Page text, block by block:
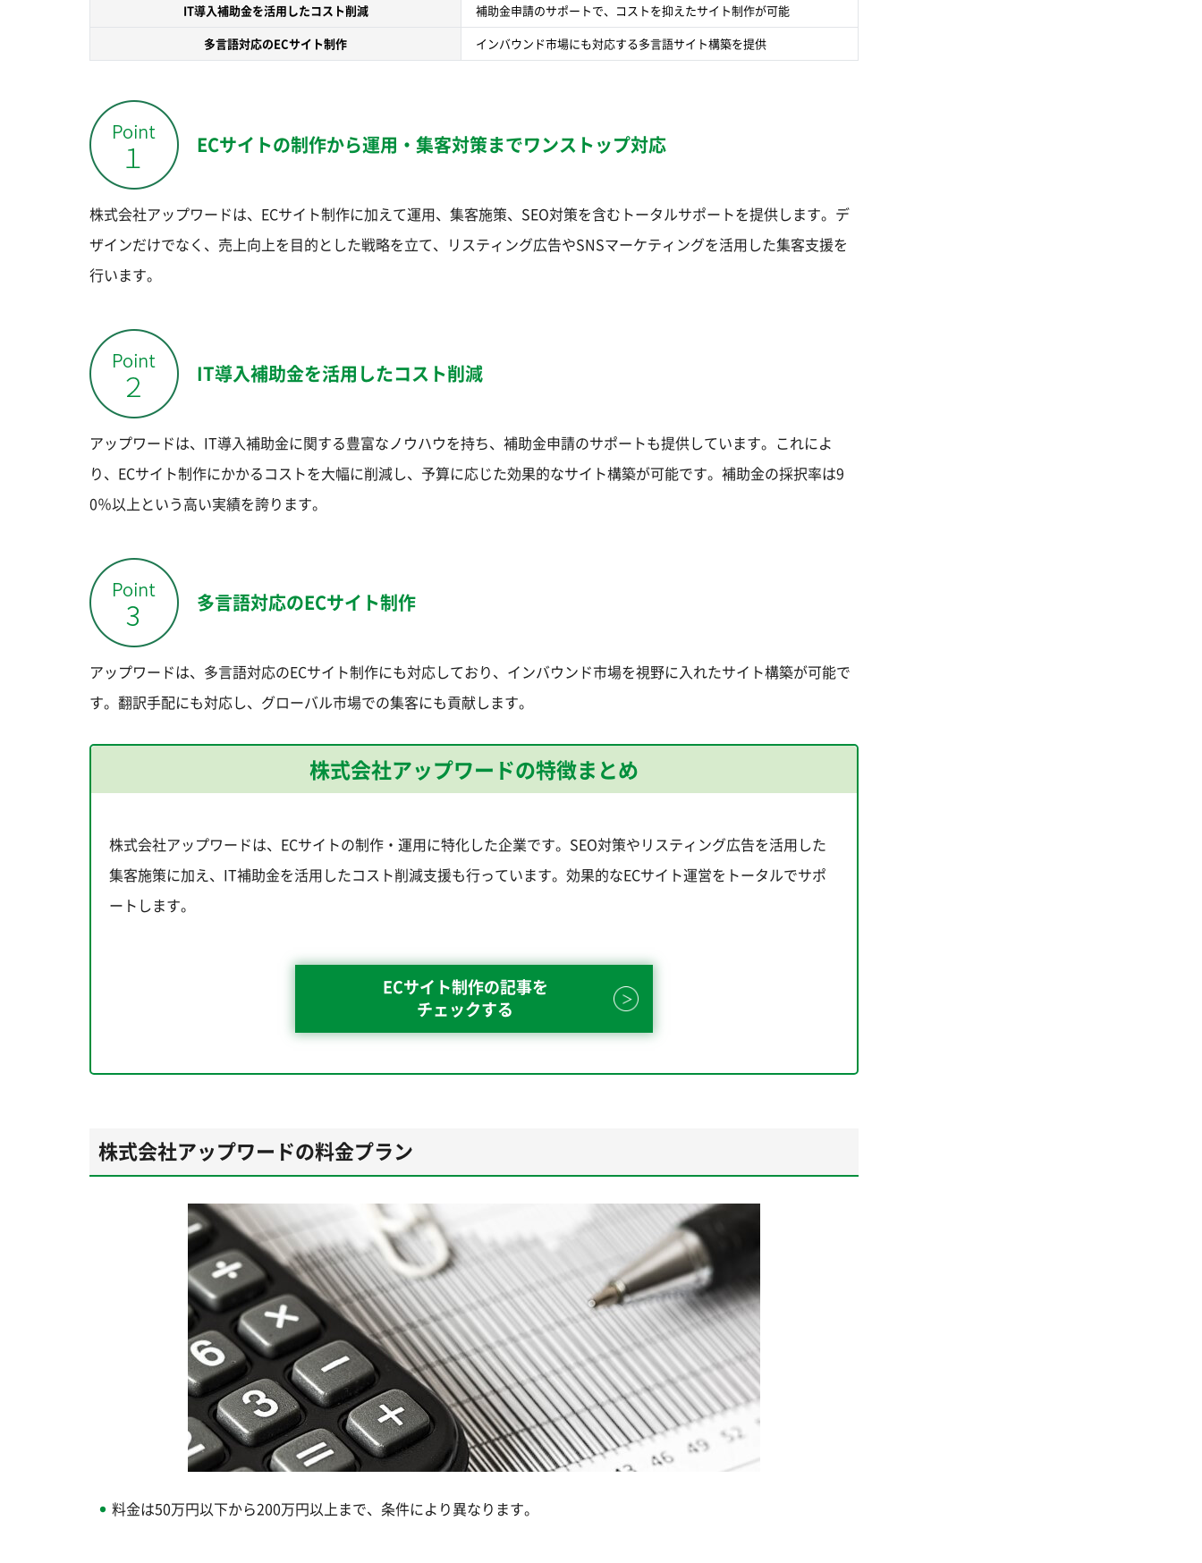
IT導入補助金を活用したコスト削減
補助金申請のサポートで、コストを抑えたサイト制作が可能
多言語対応のECサイト制作
インバウンド市場にも対応する多言語サイト構築を提供
ECサイトの制作から運用・集客対策までワンストップ対応
株式会社アップワードは、ECサイト制作に加えて運用、集客施策、SEO対策を含むトータルサポートを提供します。デ
ザインだけでなく、売上向上を目的とした戦略を立て、リスティング広告やSNSマーケティングを活用した集客支援を
行います。
IT導入補助金を活用したコスト削減
アップワードは、IT導入補助金に関する豊富なノウハウを持ち、補助金申請のサポートも提供しています。これによ
り、ECサイト制作にかかるコストを大幅に削減し、予算に応じた効果的なサイト構築が可能です。補助金の採択率は9
0％以上という高い実績を誇ります。
多言語対応のECサイト制作
アップワードは、多言語対応のECサイト制作にも対応しており、インバウンド市場を視野に入れたサイト構築が可能で
す。翻訳手配にも対応し、グローバル市場での集客にも貢献します。
株式会社アップワードの特徴まとめ
株式会社アップワードは、ECサイトの制作・運用に特化した企業です。SEO対策やリスティング広告を活用した
集客施策に加え、IT補助金を活用したコスト削減支援も行っています。効果的なECサイト運営をトータルでサポ
ートします。
ECサイト制作の記事を
チェックする
株式会社アップワードの料金プラン
料金は50万円以下から200万円以上まで、条件により異なります。